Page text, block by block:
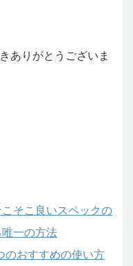
ありがとうございま
そこ良いスペックの
一の方法
のおすすめの使い方